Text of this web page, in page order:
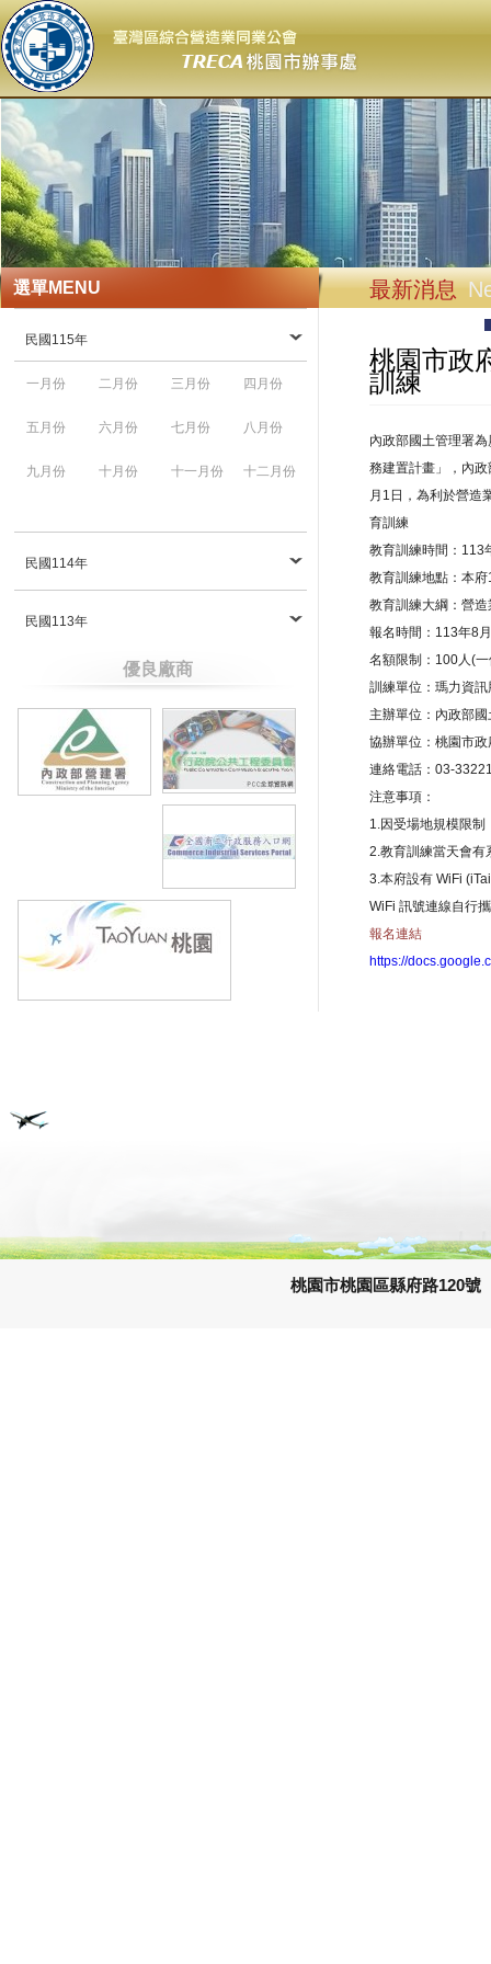
選單MENU
民國115年
一月份 二月份 三月份 四月份
五月份 六月份 七月份 八月份
九月份 十月份 十一月份 十二月份
民國114年
民國113年
優良廠商
最新消息
桃園市政
訓練
內政部國土管理署
務建置計畫」，內
月1日，為利於營造
育訓練
教育訓練時間：113
教育訓練地點：本
教育訓練大綱：營
報名時間：113年8
名額限制：100人(
訓練單位：瑪力資
主辦單位：內政部
協辦單位：桃園市
連絡電話：03-
注意事項：
1.因受場地規模限
2.教育訓練當天會有
3.本府設有 WiFi
WiFi 訊號連線自行
報名連結
https://
桃園市桃園區縣府路120